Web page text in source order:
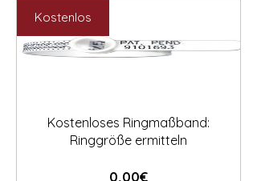
Kostenlos
Kostenloses Ringmaßband:
Ringgröße ermitteln
0,00€Preis